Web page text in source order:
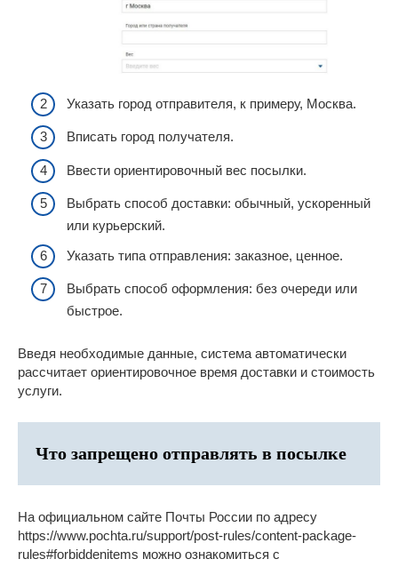
Указать город отправителя, к примеру, Москва.
Вписать город получателя.
Ввести ориентировочный вес посылки.
Выбрать способ доставки: обычный, ускоренный
или курьерский.
Указать типа отправления: заказное, ценное.
Выбрать способ оформления: без очереди или
быстрое.
Введя необходимые данные, система автоматически
рассчитает ориентировочное время доставки и стоимость
услуги.
Что запрещено отправлять в посылке
На официальном сайте Почты России по адресу
https://www.pochta.ru/support/post-rules/content-package-
rules#forbiddenitems можно ознакомиться с